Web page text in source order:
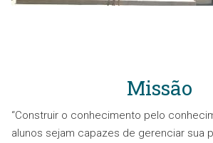
Missão
“Construir o conhecimento pelo
alunos sejam capazes de gerenciar sua